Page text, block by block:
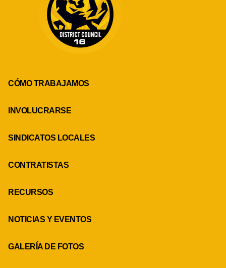
CÓMO TRABAJAMOS
INVOLUCRARSE
SINDICATOS LOCALES
CONTRATISTAS
RECURSOS
NOTICIAS Y EVENTOS
GALERÍA DE FOTOS